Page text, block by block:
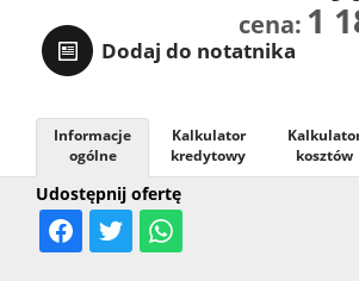
cena: 1
Dodaj do notatnika
Udostępnij ofertę
Informacje
ogólne
Kalkulator
kredytowy
kosztów